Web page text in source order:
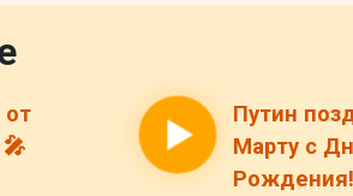
от
Путин
Марту с
Рождения!